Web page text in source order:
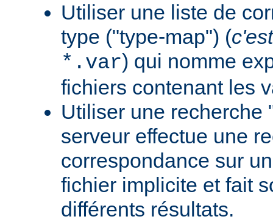
Utiliser une liste de
type ("type-map") (
*.var) qui nomme
fichiers contenant les
Utiliser une recherche
serveur effectue une
correspondance sur
fichier implicite et fait
différents résultats.